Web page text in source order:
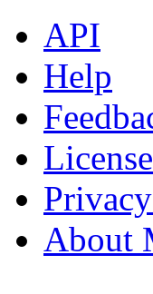
API
Help
About